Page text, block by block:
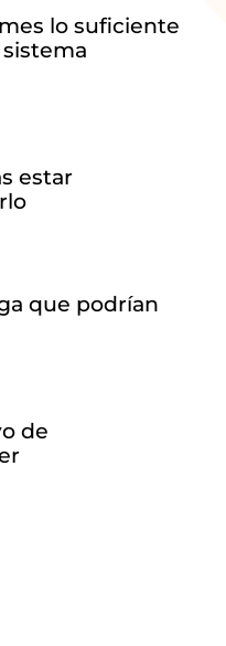
lo suficiente
estar
que podrían
de